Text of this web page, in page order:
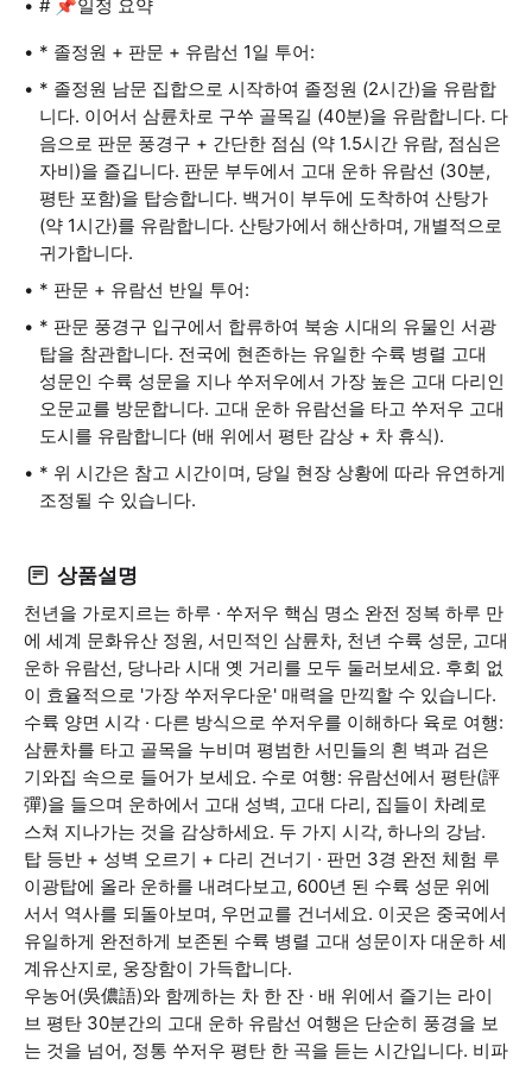
# 📌일정 요약
* 졸정원 + 판문 + 유람선 1일 투어:
* 졸정원 남문 집합으로 시작하여 졸정원 (2시간)을 유람합
니다. 이어서 삼륜차로 구쑤 골목길 (40분)을 유람합니다. 다
음으로 판문 풍경구 + 간단한 점심 (약 1.5시간 유람, 점심은
자비)을 즐깁니다. 판문 부두에서 고대 운하 유람선 (30분,
평탄 포함)을 탑승합니다. 백거이 부두에 도착하여 산탕가
(약 1시간)를 유람합니다. 산탕가에서 해산하며, 개별적으로
귀가합니다.
* 판문 + 유람선 반일 투어:
* 판문 풍경구 입구에서 합류하여 북송 시대의 유물인 서광
탑을 참관합니다. 전국에 현존하는 유일한 수륙 병렬 고대
성문인 수륙 성문을 지나 쑤저우에서 가장 높은 고대 다리인
오문교를 방문합니다. 고대 운하 유람선을 타고 쑤저우 고대
도시를 유람합니다 (배 위에서 평탄 감상 + 차 휴식).
* 위 시간은 참고 시간이며, 당일 현장 상황에 따라 유연하게
조정될 수 있습니다.
상품설명
천년을 가로지르는 하루 · 쑤저우 핵심 명소 완전 정복 하루 만
에 세계 문화유산 정원, 서민적인 삼륜차, 천년 수륙 성문, 고대
운하 유람선, 당나라 시대 옛 거리를 모두 둘러보세요. 후회 없
이 효율적으로 '가장 쑤저우다운' 매력을 만끽할 수 있습니다.
수륙 양면 시각 · 다른 방식으로 쑤저우를 이해하다 육로 여행:
삼륜차를 타고 골목을 누비며 평범한 서민들의 흰 벽과 검은
기와집 속으로 들어가 보세요. 수로 여행: 유람선에서 평탄(評
彈)을 들으며 운하에서 고대 성벽, 고대 다리, 집들이 차례로
스쳐 지나가는 것을 감상하세요. 두 가지 시각, 하나의 강남.
탑 등반 + 성벽 오르기 + 다리 건너기 · 판먼 3경 완전 체험 루
이광탑에 올라 운하를 내려다보고, 600년 된 수륙 성문 위에
서서 역사를 되돌아보며, 우먼교를 건너세요. 이곳은 중국에서
유일하게 완전하게 보존된 수륙 병렬 고대 성문이자 대운하 세
계유산지로, 웅장함이 가득합니다.
우농어(吳儂語)와 함께하는 차 한 잔 · 배 위에서 즐기는 라이
브 평탄 30분간의 고대 운하 유람선 여행은 단순히 풍경을 보
는 것을 넘어, 정통 쑤저우 평탄 한 곡을 듣는 시간입니다. 비파